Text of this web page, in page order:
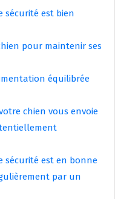
sécurité est bien
pour maintenir ses
équilibrée
chien vous envoie
sécurité est en bonne
par un